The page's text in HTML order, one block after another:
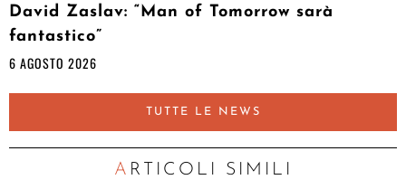
David Zaslav: “Man of Tomorrow sarà
fantastico”
6 AGOSTO 2026
TUTTE LE NEWS
ARTICOLI SIMILI